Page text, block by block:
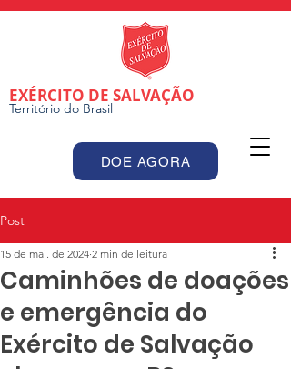
DOE AGORA
EXÉRCITO DE SALVAÇÃO
Território do Brasil
Post
Caminhões de doações
e emergência do
Exército de Salvação
15 de mai. de 2024 2 min de leitura